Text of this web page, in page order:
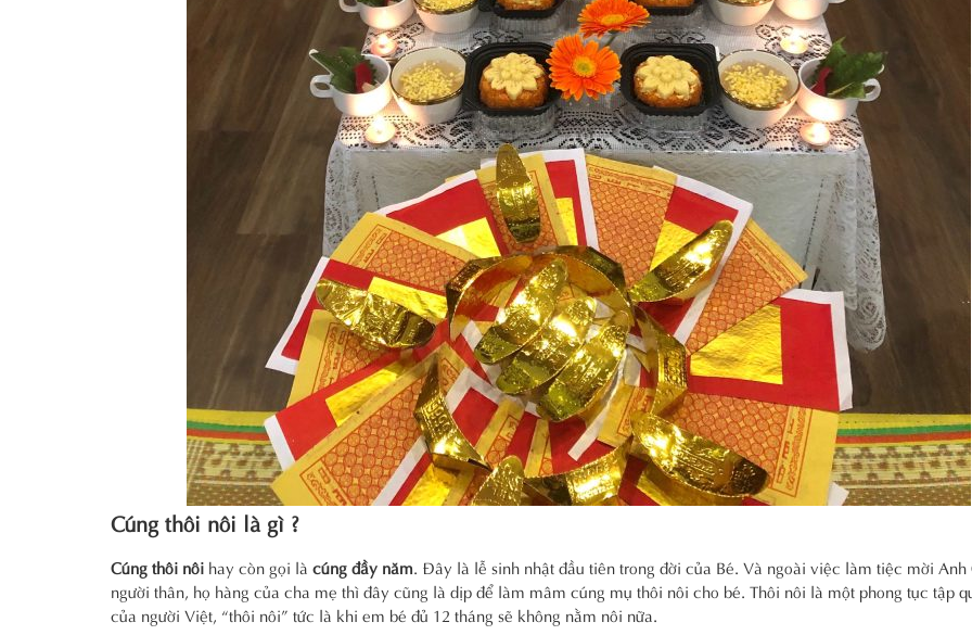
Cúng thôi nôi là gì ?
Cúng thôi nôi hay còn gọi là cúng đầy năm. Đây là lễ sinh nhật đầu tiên trong đời của Bé. Và ngoài việc làm tiệc mời Anh
người thân, họ hàng của cha mẹ thì đây cũng là dịp để làm mâm cúng mụ thôi nôi cho bé. Thôi nôi là một phong tục tập
của người Việt, “thôi nôi” tức là khi em bé đủ 12 tháng sẽ không nằm nôi nữa.